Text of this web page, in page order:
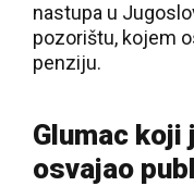
nastupa u
pozorištu, kojem
penziju.
Glumac koji
osvajao